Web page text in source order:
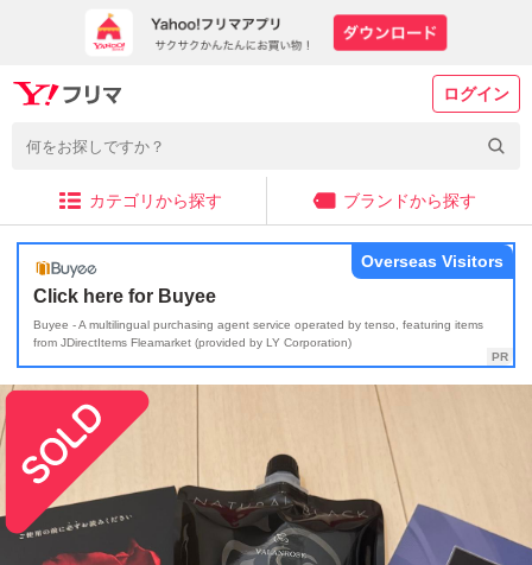
ログイン
カテゴリから探す ブランドから探す
Click here for Buyee
Buyee - A multilingual purchasing agent service operated by tenso, featuring items
from JDirectItems Fleamarket (provided by LY Corporation)
Overseas Visitors